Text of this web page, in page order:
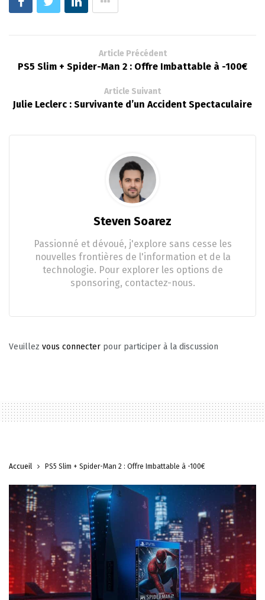
Article Précédent
PS5 Slim + Spider-Man 2 : Offre Imbattable à -100€
Article Suivant
Julie Leclerc : Survivante d’un Accident Spectaculaire
Steven Soarez
Passionné et dévoué, j'explore sans cesse les
nouvelles frontières de l'information et de la
technologie. Pour explorer les options de
sponsoring, contactez-nous.
Veuillez vous connecter pour participer à la discussion
Accueil PS5 Slim + Spider-Man 2 : Offre Imbattable à -100€